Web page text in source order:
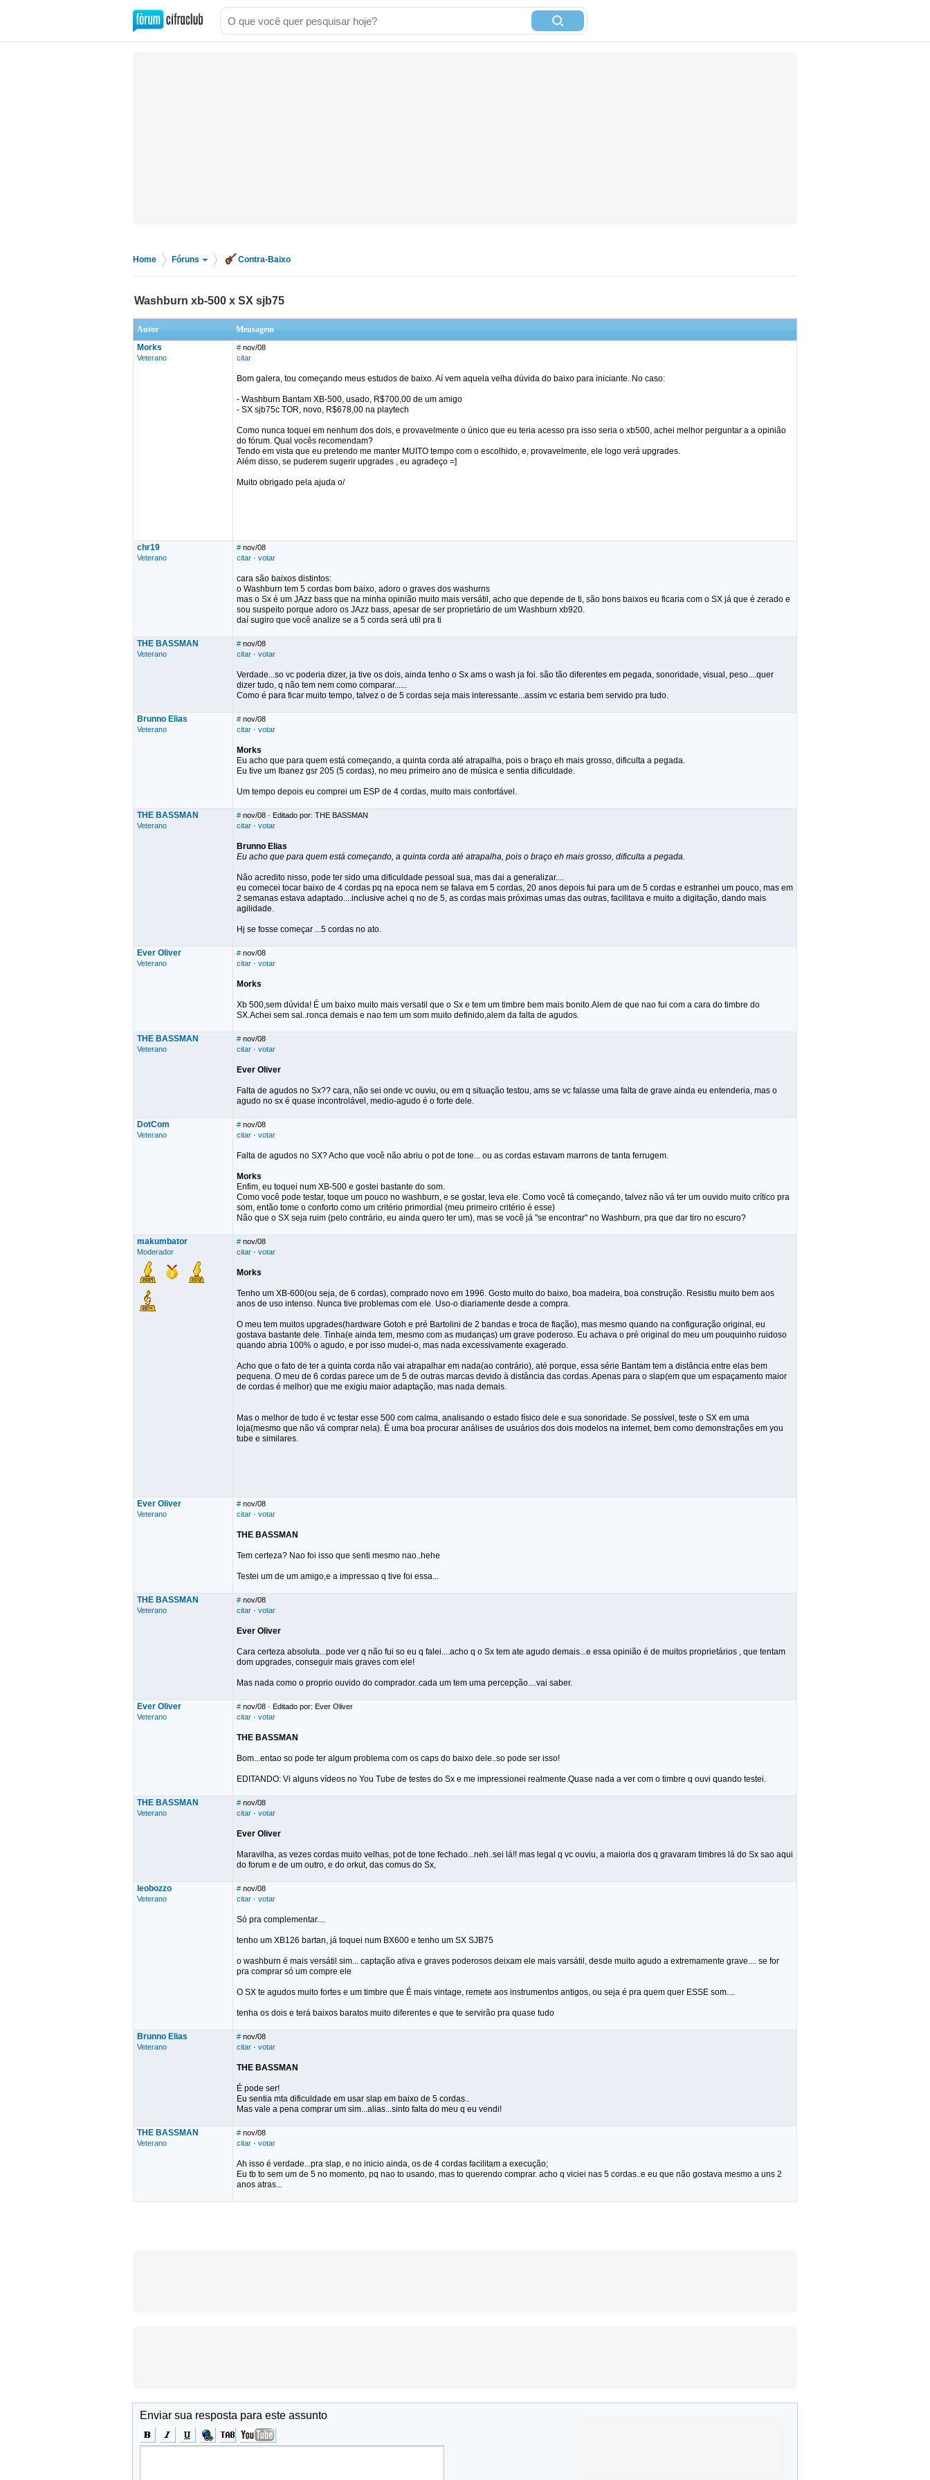
Home Fóruns Contra-Baixo
Washburn xb-500 x SX sjb75
Autor
Mensagem
Morks
Veterano
# nov/08
citar
Bom galera, tou começando meus estudos de baixo. Aí vem aquela velha dúvida do baixo para iniciante. No caso:
- Washburn Bantam XB-500, usado, R$700,00 de um amigo
- SX sjb75c TOR, novo, R$678,00 na playtech
Como nunca toquei em nenhum dos dois, e provavelmente o único que eu teria acesso pra isso seria o xb500, achei melhor perguntar a a opinião
do fórum. Qual vocês recomendam?
Tendo em vista que eu pretendo me manter MUITO tempo com o escolhido, e, provavelmente, ele logo verá upgrades.
Além disso, se puderem sugerir upgrades , eu agradeço =]
Muito obrigado pela ajuda o/
chr19
Veterano
# nov/08
citar · votar
cara são baixos distintos:
o Washburn tem 5 cordas bom baixo, adoro o graves dos washurns
mas o Sx é um JAzz bass que na minha opinião muito mais versátil, acho que depende de ti, são bons baixos eu ficaria com o SX já que é zerado e
sou suspeito porque adoro os JAzz bass, apesar de ser proprietário de um Washburn xb920.
daí sugiro que você analize se a 5 corda será util pra ti
THE BASSMAN
Veterano
# nov/08
citar · votar
Verdade...so vc poderia dizer, ja tive os dois, ainda tenho o Sx ams o wash ja foi. são tão diferentes em pegada, sonoridade, visual, peso....quer
dizer tudo, q não tem nem como comparar......
Como é para ficar muito tempo, talvez o de 5 cordas seja mais interessante...assim vc estaria bem servido pra tudo.
Brunno Elias
Veterano
# nov/08
citar · votar
Morks
Eu acho que para quem está começando, a quinta corda até atrapalha, pois o braço eh mais grosso, dificulta a pegada.
Eu tive um Ibanez gsr 205 (5 cordas), no meu primeiro ano de música e sentia dificuldade.
Um tempo depois eu comprei um ESP de 4 cordas, muito mais confortável.
THE BASSMAN
Veterano
# nov/08 · Editado por: THE BASSMAN
citar · votar
Brunno Elias
Eu acho que para quem está começando, a quinta corda até atrapalha, pois o braço eh mais grosso, dificulta a pegada.
Não acredito nisso, pode ter sido uma dificuldade pessoal sua, mas dai a generalizar....
eu comecei tocar baixo de 4 cordas pq na epoca nem se falava em 5 cordas, 20 anos depois fui para um de 5 cordas e estranhei um pouco, mas em
2 semanas estava adaptado....inclusive achei q no de 5, as cordas mais próximas umas das outras, facilitava e muito a digitação, dando mais
agilidade.
Hj se fosse começar ...5 cordas no ato.
Ever Oliver
Veterano
# nov/08
citar · votar
Morks
Xb 500,sem dúvida! É um baixo muito mais versatil que o Sx e tem um timbre bem mais bonito.Alem de que nao fui com a cara do timbre do
SX.Achei sem sal..ronca demais e nao tem um som muito definido,alem da falta de agudos.
THE BASSMAN
Veterano
# nov/08
citar · votar
Ever Oliver
Falta de agudos no Sx?? cara, não sei onde vc ouviu, ou em q situação testou, ams se vc falasse uma falta de grave ainda eu entenderia, mas o
agudo no sx é quase incontrolável, medio-agudo é o forte dele.
DotCom
Veterano
# nov/08
citar · votar
Falta de agudos no SX? Acho que você não abriu o pot de tone... ou as cordas estavam marrons de tanta ferrugem.
Morks
Enfim, eu toquei num XB-500 e gostei bastante do som.
Como você pode testar, toque um pouco no washburn, e se gostar, leva ele. Como você tá começando, talvez não vá ter um ouvido muito crítico pra
som, então tome o conforto como um critério primordial (meu primeiro critério é esse)
Não que o SX seja ruim (pelo contrário, eu ainda quero ter um), mas se você já "se encontrar" no Washburn, pra que dar tiro no escuro?
makumbator
Moderador
# nov/08
citar · votar
Morks
Tenho um XB-600(ou seja, de 6 cordas), comprado novo em 1996. Gosto muito do baixo, boa madeira, boa construção. Resistiu muito bem aos
anos de uso intenso. Nunca tive problemas com ele. Uso-o diariamente desde a compra.
O meu tem muitos upgrades(hardware Gotoh e pré Bartolini de 2 bandas e troca de fiação), mas mesmo quando na configuração original, eu
gostava bastante dele. Tinha(e ainda tem, mesmo com as mudanças) um grave poderoso. Eu achava o pré original do meu um pouquinho ruidoso
quando abria 100% o agudo, e por isso mudei-o, mas nada excessivamente exagerado.
Acho que o fato de ter a quinta corda não vai atrapalhar em nada(ao contrário), até porque, essa série Bantam tem a distância entre elas bem
pequena. O meu de 6 cordas parece um de 5 de outras marcas devido à distância das cordas. Apenas para o slap(em que um espaçamento maior
de cordas é melhor) que me exigiu maior adaptação, mas nada demais.
Mas o melhor de tudo é vc testar esse 500 com calma, analisando o estado físico dele e sua sonoridade. Se possível, teste o SX em uma
loja(mesmo que não vá comprar nela). É uma boa procurar análises de usuários dos dois modelos na internet, bem como demonstrações em you
tube e similares.
Ever Oliver
Veterano
# nov/08
citar · votar
THE BASSMAN
Tem certeza? Nao foi isso que senti mesmo nao..hehe
Testei um de um amigo,e a impressao q tive foi essa...
THE BASSMAN
Veterano
# nov/08
citar · votar
Ever Oliver
Cara certeza absoluta...pode ver q não fui so eu q falei....acho q o Sx tem ate agudo demais...e essa opinião é de muitos proprietários , que tentam
dom upgrades, conseguir mais graves com ele!
Mas nada como o proprio ouvido do comprador..cada um tem uma percepção....vai saber.
Ever Oliver
Veterano
# nov/08 · Editado por: Ever Oliver
citar · votar
THE BASSMAN
Bom...entao so pode ter algum problema com os caps do baixo dele..so pode ser isso!
EDITANDO: Vi alguns vídeos no You Tube de testes do Sx e me impressionei realmente.Quase nada a ver com o timbre q ouvi quando testei.
THE BASSMAN
Veterano
# nov/08
citar · votar
Ever Oliver
Maravilha, as vezes cordas muito velhas, pot de tone fechado...neh..sei lá!! mas legal q vc ouviu, a maioria dos q gravaram timbres lá do Sx sao aqui
do forum e de um outro, e do orkut, das comus do Sx,
leobozzo
Veterano
# nov/08
citar · votar
Só pra complementar....
tenho um XB126 bartan, já toquei num BX600 e tenho um SX SJB75
o washburn é mais versátil sim... captação ativa e graves poderosos deixam ele mais varsátil, desde muito agudo a extremamente grave.... se for
pra comprar só um compre ele
O SX te agudos muito fortes e um timbre que É mais vintage, remete aos instrumentos antigos, ou seja é pra quem quer ESSE som....
tenha os dois e terá baixos baratos muito diferentes e que te servirão pra quase tudo
Brunno Elias
Veterano
# nov/08
citar · votar
THE BASSMAN
É pode ser!
Eu sentia mta dificuldade em usar slap em baixo de 5 cordas..
Mas vale a pena comprar um sim...alias...sinto falta do meu q eu vendi!
THE BASSMAN
Veterano
# nov/08
citar · votar
Ah isso é verdade...pra slap, e no inicio ainda, os de 4 cordas facilitam a execução;
Eu tb to sem um de 5 no momento, pq nao to usando, mas to querendo comprar. acho q viciei nas 5 cordas..e eu que não gostava mesmo a uns 2
anos atras...
Enviar sua resposta para este assunto